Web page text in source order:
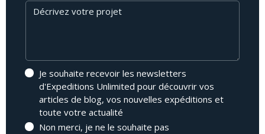
Message
Je souhaite recevoir les newsletters
d'Expeditions Unlimited pour découvrir vos
articles de blog, vos nouvelles expéditions et
toute votre actualité
Non merci, je ne le souhaite pas